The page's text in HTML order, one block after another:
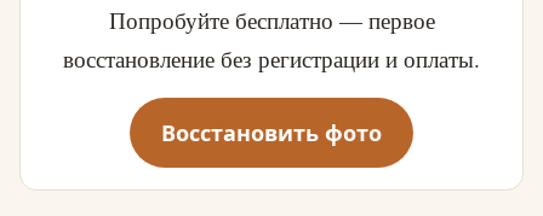
Попробуйте бесплатно — первое
восстановление без регистрации и оплаты.
Восстановить фото